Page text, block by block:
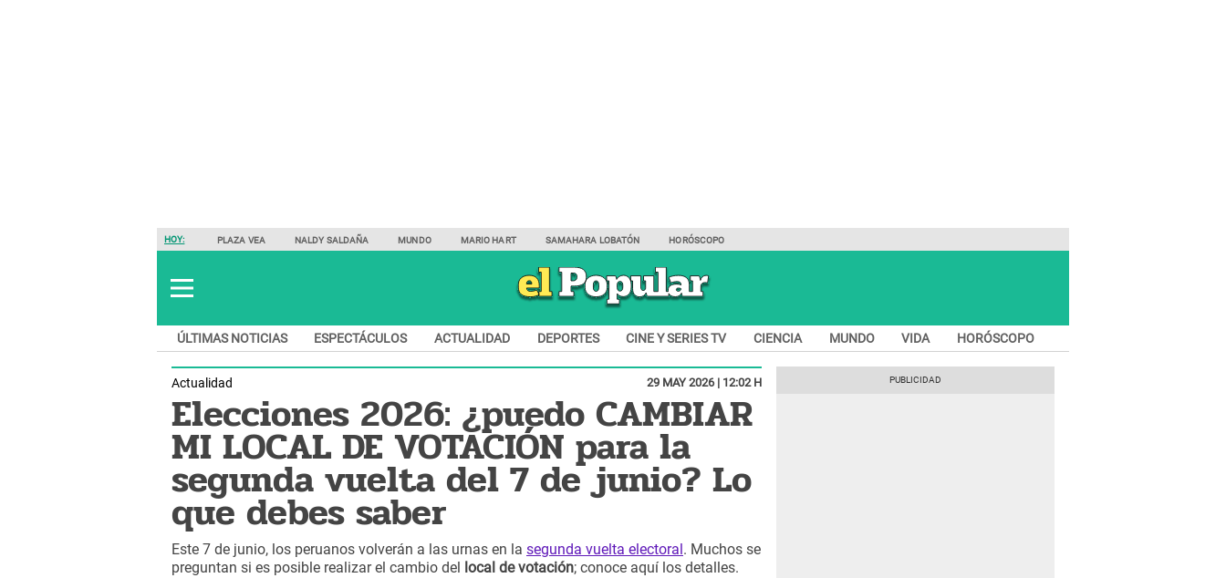
HOY: PLAZA VEA NALDY SALDAÑA MUNDO MARIO HART SAMAHARA LOBATÓN HORÓSCOPO
ÚLTIMAS NOTICIAS ESPECTÁCULOS ACTUALIDAD DEPORTES CINE Y SERIES TV CIENCIA MUNDO VIDA HORÓSCOPO
Actualidad 29 MAY 2026 | 12:02 H
Elecciones 2026: ¿puedo CAMBIAR
MI LOCAL DE VOTACIÓN para la
segunda vuelta del 7 de junio? Lo
que debes saber
Este 7 de junio, los peruanos volverán a las urnas en la segunda vuelta electoral . Muchos se
preguntan si es posible realizar el cambio del
local de votación; conoce aquí los detalles.